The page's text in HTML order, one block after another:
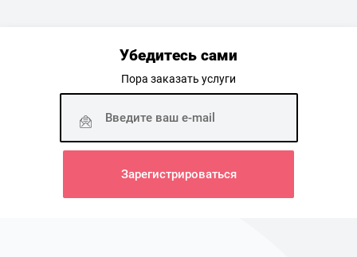
Убедитесь сами
Пора заказать услуги